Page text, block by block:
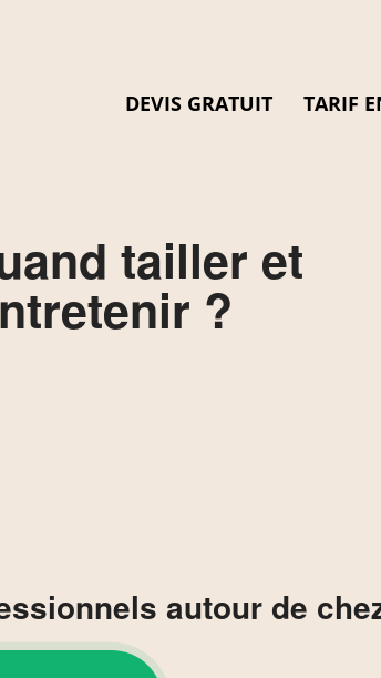
DEVIS GRATUIT TARIF
tailler et
?
autour de